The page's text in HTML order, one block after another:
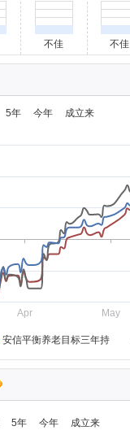
不佳 不佳
5年 今年 成立来
Apr May
安信平衡养老目标三年持
5年 今年 成立来